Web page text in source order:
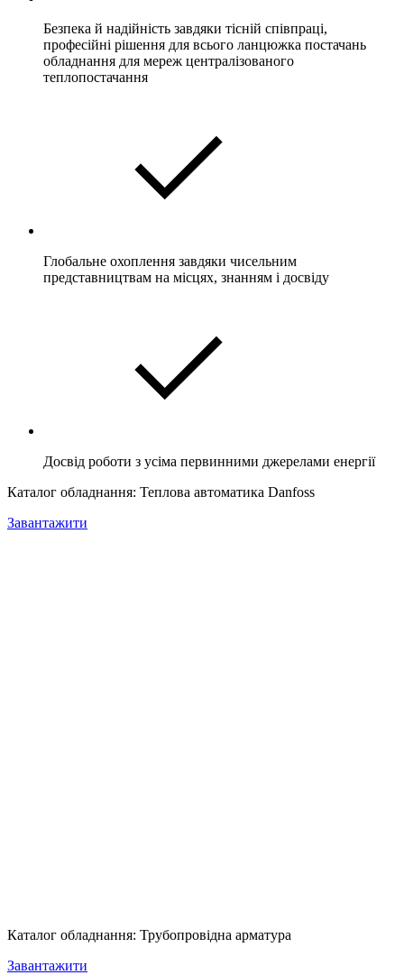
Безпека й надійність завдяки тісній співпраці,
професійні рішення для всього ланцюжка постачань
обладнання для мереж централізованого
теплопостачання
Глобальне охоплення завдяки чисельним
представництвам на місцях, знанням і досвіду
Досвід роботи з усіма первинними джерелами енергії
Каталог обладнання: Теплова автоматика Danfoss
Завантажити
Каталог обладнання: Трубопровідна арматура
Завантажити